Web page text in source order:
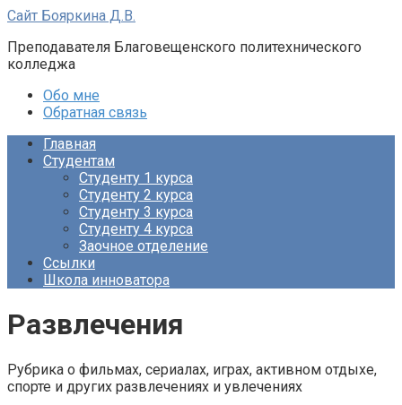
Перейти
контенту
Сайт Бояркина Д.В.
Преподавателя Благовещенского политехнического
колледжа
Обо мне
Обратная связь
Главная
Студентам
Студенту 1 курса
Студенту 2 курса
Студенту 3 курса
Студенту 4 курса
Заочное отделение
Ссылки
Школа инноватора
Развлечения
Рубрика о фильмах, сериалах, играх, активном отдыхе,
спорте и других развлечениях и увлечениях